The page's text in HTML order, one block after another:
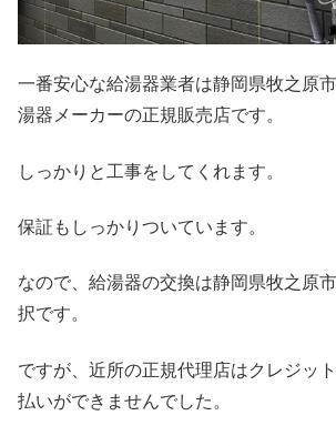
一番安心な給湯器業者は静岡県牧之原
湯器メーカーの正規販売店です。
しっかりと工事をしてくれます。
保証もしっかりついています。
なので、給湯器の交換は静岡県牧之原
択です。
ですが、近所の正規代理店はクレジッ
払いができませんでした。